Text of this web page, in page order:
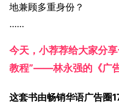
地兼顾多重身份？
......
今天，小荐荐给大家分
教程”——林永强的《广
这套书由畅销华语广告圈